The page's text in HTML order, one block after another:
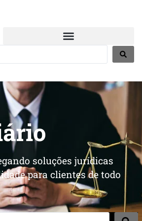
soluções jurídicas
para clientes de todo